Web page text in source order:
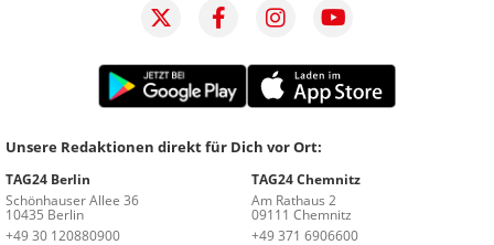
Unsere Redaktionen direkt für Dich vor Ort:
TAG24 Berlin
Schönhauser Allee 36
10435 Berlin
+49 30 120880900
TAG24 Chemnitz
Am Rathaus 2
09111 Chemnitz
+49 371 6906600